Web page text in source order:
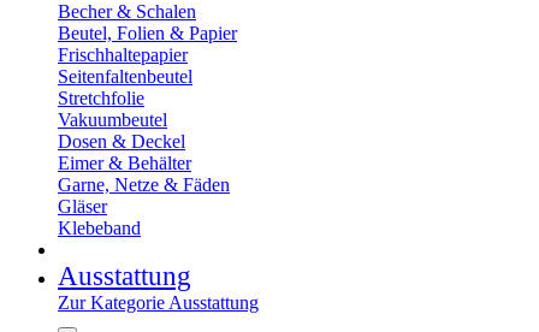
Becher & Schalen
Beutel, Folien & Papier
Frischhaltepapier
Seitenfaltenbeutel
Stretchfolie
Vakuumbeutel
Dosen & Deckel
Eimer & Behälter
Garne, Netze & Fäden
Gläser
Klebeband
Ausstattung
Zur Kategorie Ausstattung